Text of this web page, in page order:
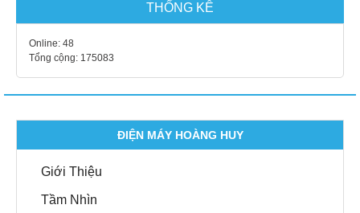
THỐNG KÊ
Online: 48
Tổng cộng: 175083
ĐIỆN MÁY HOÀNG HUY
Giới Thiệu
Tầm Nhìn